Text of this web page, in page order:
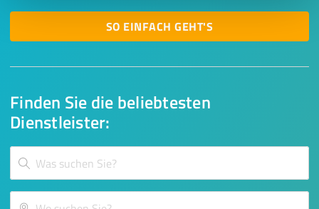
Finden Sie die beliebtesten
Dienstleister:
SO EINFACH GEHT'S